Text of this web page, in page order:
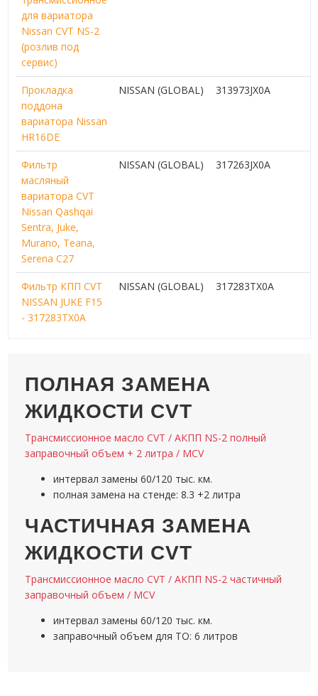
для вариатора
Nissan CVT NS-2
(розлив под
сервис)
Прокладка
поддона
вариатора Nissan
HR16DE
NISSAN (GLOBAL) 313973JX0A
Фильтр
масляный
вариатора CVT
Nissan Qashqai
Sentra, Juke,
Murano, Teana,
Serena C27
NISSAN (GLOBAL) 317263JX0A
Фильтр КПП CVT
NISSAN JUKE F15
- 317283TX0A
NISSAN (GLOBAL) 317283TX0A
ПОЛНАЯ ЗАМЕНА
ЖИДКОСТИ CVT
Трансмиссионное масло CVT / АКПП NS-2 полный
заправочный объем + 2 литра / MCV
интервал замены 60/120 тыс. км.
полная замена на стенде: 8.3 +2 литра
ЧАСТИЧНАЯ ЗАМЕНА
ЖИДКОСТИ CVT
Трансмиссионное масло CVT / АКПП NS-2 частичный
заправочный объем / MCV
интервал замены 60/120 тыс. км.
заправочный объем для ТО: 6 литров